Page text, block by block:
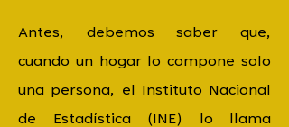
Antes, debemos saber que,
cuando un hogar lo compone solo
una persona, el Instituto Nacional
de Estadística (INE) lo llama